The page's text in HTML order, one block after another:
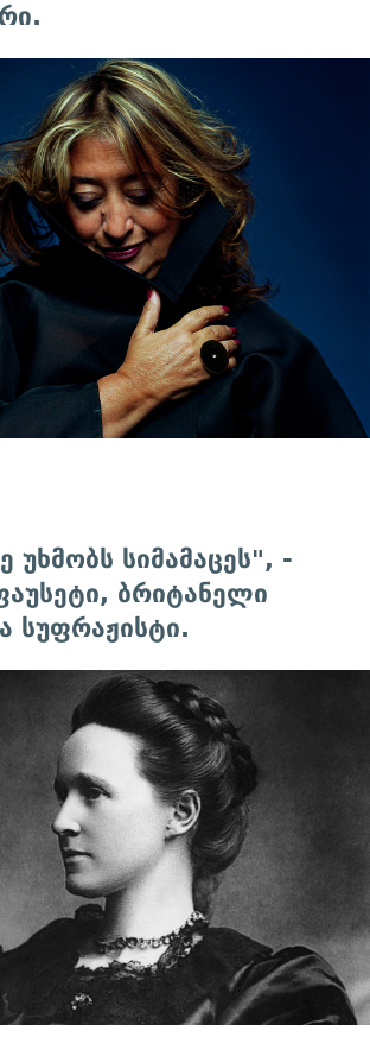
უხმობს სიმამაცეს", -
ბრიტანელი
სუფრაჟისტი.